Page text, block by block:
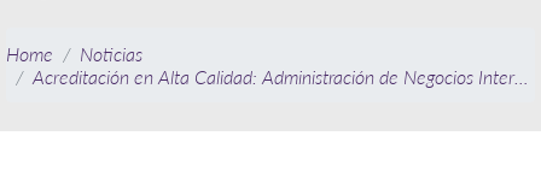
Home
Noticias
Acreditación en Alta Calidad: Administración de Negocios